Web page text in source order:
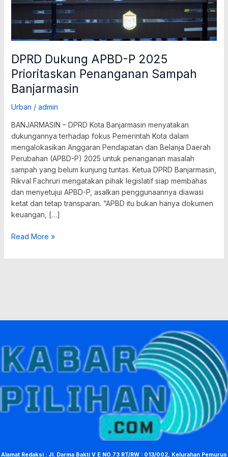
DPRD Dukung APBD-P 2025
Prioritaskan Penanganan Sampah
Banjarmasin
Urban / admin
BANJARMASIN – DPRD Kota Banjarmasin menyatakan
dukungannya terhadap fokus Pemerintah Kota dalam
mengalokasikan Anggaran Pendapatan dan Belanja Daerah
Perubahan (APBD-P) 2025 untuk penanganan masalah
sampah yang belum kunjung tuntas. Ketua DPRD Banjarmasin,
Rikval Fachruri mengatakan pihak legislatif siap membahas
dan menyetujui APBD-P, asalkan penggunaannya diawasi
ketat dan tetap transparan. “APBD itu bukan hanya dokumen
keuangan, […]
Read More »
Alamat Redaksi : Jl. Darma Bakti V E NO.73 RT/RW : 013/002, Kelurahan Pemurus